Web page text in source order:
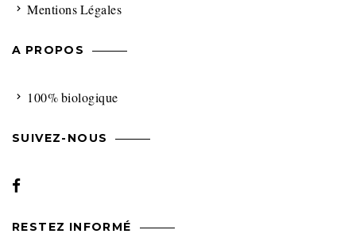
Mentions Légales
A PROPOS
100% biologique
SUIVEZ-NOUS
RESTEZ INFORMÉ